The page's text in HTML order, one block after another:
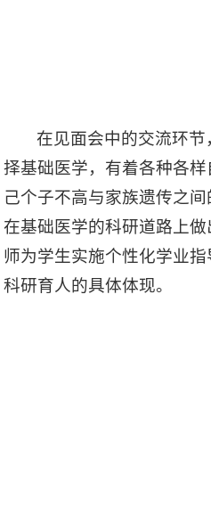
在见面会中的交流环
择基础医学，有着各种各
己个子不高与家族遗传之
在基础医学的科研道路上
师为学生实施个性化学业
科研育人的具体体现。